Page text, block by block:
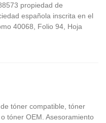
propiedad de
española inscrita en el
40068, Folio 94, Hoja
tóner compatible, tóner
tóner OEM. Asesoramiento